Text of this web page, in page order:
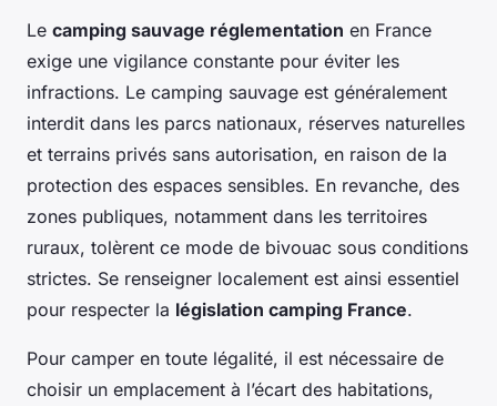
Le camping sauvage réglementation en France
exige une vigilance constante pour éviter les
infractions. Le camping sauvage est généralement
interdit dans les parcs nationaux, réserves naturelles
et terrains privés sans autorisation, en raison de la
protection des espaces sensibles. En revanche, des
zones publiques, notamment dans les territoires
ruraux, tolèrent ce mode de bivouac sous conditions
strictes. Se renseigner localement est ainsi essentiel
pour respecter la législation camping France.
Pour camper en toute légalité, il est nécessaire de
choisir un emplacement à l’écart des habitations,